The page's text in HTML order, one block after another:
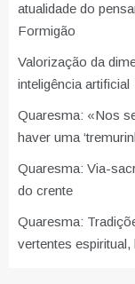
atualidade do
Formigão
Valorização da
inteligência artificial
Quaresma: «Nos
haver uma
Quaresma: Via-
do crente
Quaresma:
vertentes